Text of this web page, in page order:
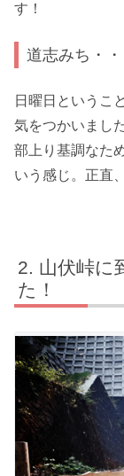
す！
道志みち・
日曜日というこ
気をつかいまし
部上り基調なた
いう感じ。正直
山伏峠に
た！